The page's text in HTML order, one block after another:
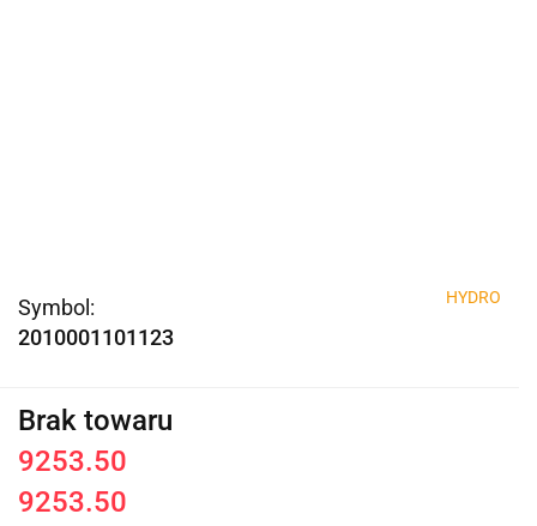
Symbol:
2010001101123
HYDRO
Brak towaru
9253.50
9253.50